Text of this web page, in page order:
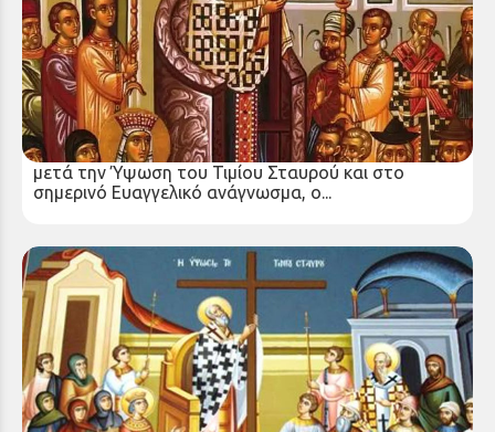
ΚΗΡΥΓΜΑ ΤΗΣ ΚΥΡΙΑΚΗΣ ΜΕΤΑ ΤΗΝ ΥΨΩΣΗ
Σάββατο 20 Σεπ 2025
Με τη Χάρη του Θεού βρισκόμαστε στην Κυριακή
μετά την Ύψωση του Τιμίου Σταυρού και στο
σημερινό Ευαγγελικό ανάγνωσμα, ο...